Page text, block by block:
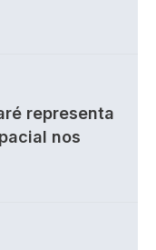
representa
nos